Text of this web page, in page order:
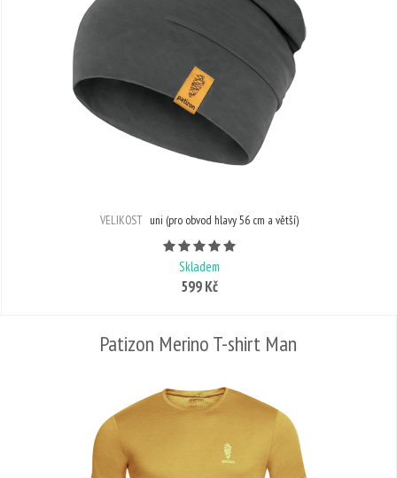
VELIKOST uni (pro obvod hlavy 56 cm a větší)
Skladem
599 Kč
Patizon Merino T-shirt Man